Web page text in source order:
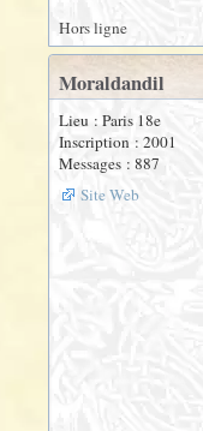
Hors ligne
Moraldandil
Lieu : Paris 18e
Inscription : 2001
Messages : 887
Site Web